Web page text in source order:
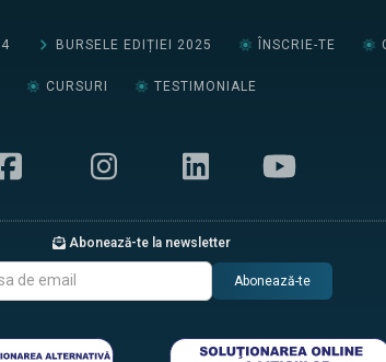
BURSELE EDIȚIEI 2025 ÎNSCRIE-TE
CURSURI TESTIMONIALE
Abonează-te la newsletter
Abonează-te